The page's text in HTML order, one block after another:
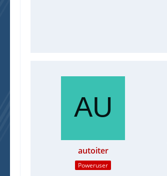
autoiter
Poweruser